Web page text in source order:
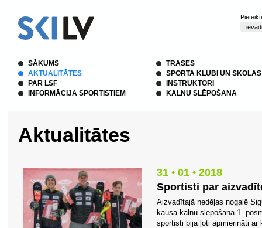
SĀKUMS
AKTUALITĀTES
PAR LSF
INFORMĀCIJA SPORTISTIEM
TRASES
SPORTA KLUBI UN SKOLAS
INSTRUKTORI
KALNU SLĒPOŠANA
Aktualitātes
31 • 01 • 2018
Sportisti par
Aizvadītajā nedēļas nogalē
kausa kalnu slēpošanā 1.
sportisti bija ļoti apmierināti